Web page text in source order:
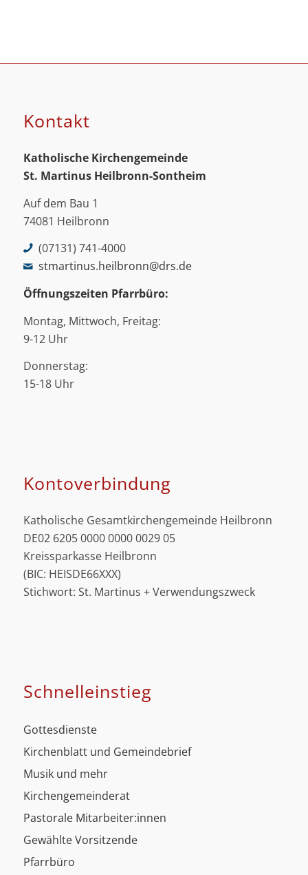
Kontakt
Katholische Kirchengemeinde
St. Martinus Heilbronn-Sontheim
Auf dem Bau 1
74081 Heilbronn
(07131) 741-4000
stmartinus.heilbronn@drs.de
Öffnungszeiten Pfarrbüro:
Montag, Mittwoch, Freitag:
9-12 Uhr
Donnerstag:
15-18 Uhr
Kontoverbindung
Katholische Gesamtkirchengemeinde Heilbronn
DE02 6205 0000 0000 0029 05
Kreissparkasse Heilbronn
(BIC: HEISDE66XXX)
Stichwort: St. Martinus + Verwendungszweck
Schnell­einstieg
Gottesdienste
Kirchenblatt und Gemeindebrief
Musik und mehr
Kirchengemeinderat
Pastorale Mitarbeiter:innen
Gewählte Vorsitzende
Pfarrbüro